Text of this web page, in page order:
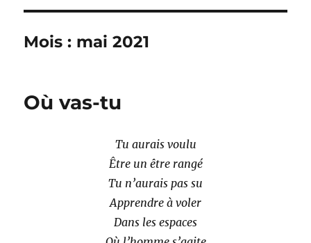
Mois : mai 2021
Où vas-tu
Tu aurais voulu
Être un être rangé
Tu n’aurais pas su
Apprendre à voler
Dans les espaces